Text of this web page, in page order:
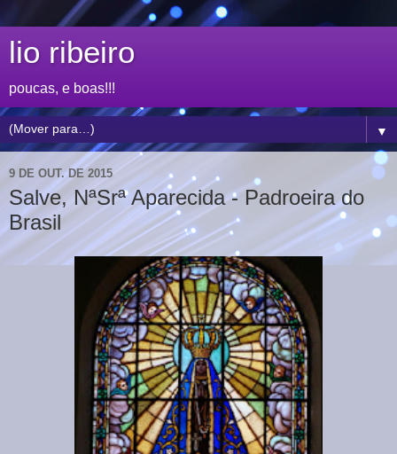
lio ribeiro
poucas, e boas!!!
▼
9 DE OUT. DE 2015
Salve, NªSrª Aparecida - Padroeira do
Brasil